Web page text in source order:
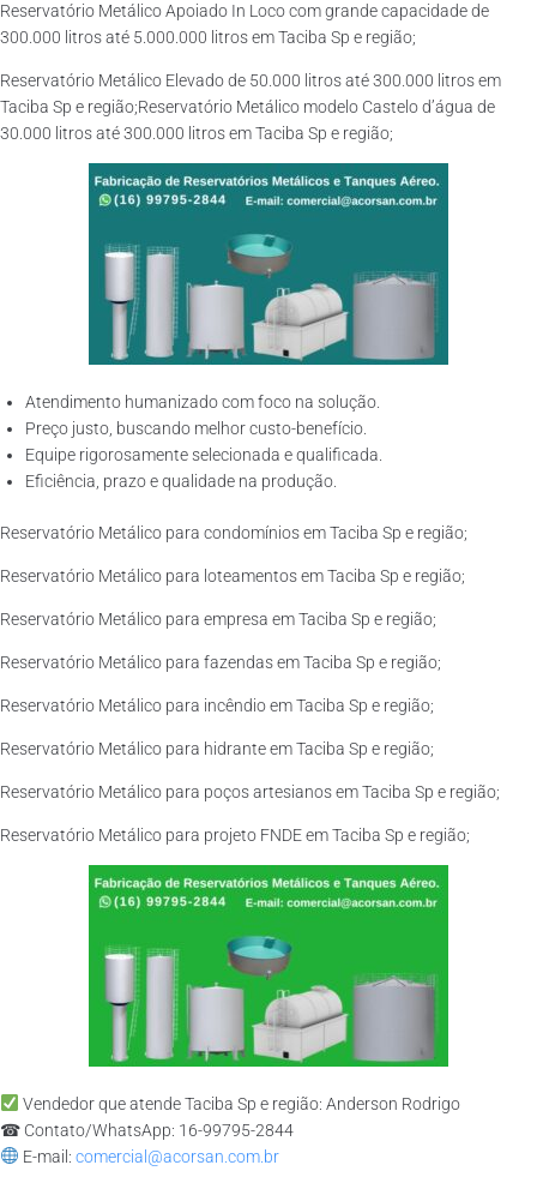
Reservatório Metálico Apoiado In Loco com grande capacidade de
300.000 litros até 5.000.000 litros em Taciba Sp e região;
Reservatório Metálico Elevado de 50.000 litros até 300.000 litros em
Taciba Sp e região;Reservatório Metálico modelo Castelo d’água de
30.000 litros até 300.000 litros em Taciba Sp e região;
Atendimento humanizado com foco na solução.
Preço justo, buscando melhor custo-benefício.
Equipe rigorosamente selecionada e qualificada.
Eficiência, prazo e qualidade na produção.
Reservatório Metálico para condomínios em Taciba Sp e região;
Reservatório Metálico para loteamentos em Taciba Sp e região;
Reservatório Metálico para empresa em Taciba Sp e região;
Reservatório Metálico para fazendas em Taciba Sp e região;
Reservatório Metálico para incêndio em Taciba Sp e região;
Reservatório Metálico para hidrante em Taciba Sp e região;
Reservatório Metálico para poços artesianos em Taciba Sp e região;
Reservatório Metálico para projeto FNDE em Taciba Sp e região;
Vendedor que atende Taciba Sp e região: Anderson Rodrigo
☎ Contato/WhatsApp: 16-99795-2844
E-mail: comercial@acorsan.com.br